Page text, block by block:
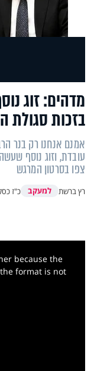
מדהים: זוג
בזכות סגולת
אמנם אנחנו רק בנר
עובדת, וזוג נוסף
צפו בסרטון המרגש
רץ ברשת למעקב כ"ז
because the
format is not